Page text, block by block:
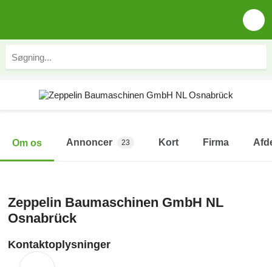
Om os Annoncer 23 Kort Firma
Zeppelin Baumaschinen GmbH NL
Osnabrück
Kontaktoplysninger